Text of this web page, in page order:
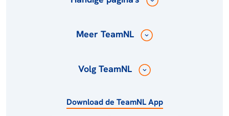
Meer TeamNL
Volg TeamNL
Download de TeamNL App